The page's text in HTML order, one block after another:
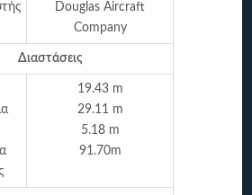
Douglas Aircraft
Company
Διαστάσεις
19.43 m
29.11 m
5.18 m
91.70m